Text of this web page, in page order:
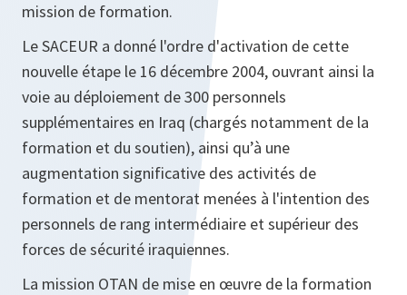
mission de formation.
Le SACEUR a donné l'ordre d'activation de cette
nouvelle étape le 16 décembre 2004, ouvrant ainsi la
voie au déploiement de 300 personnels
supplémentaires en Iraq (chargés notamment de la
formation et du soutien), ainsi qu’à une
augmentation significative des activités de
formation et de mentorat menées à l'intention des
personnels de rang intermédiaire et supérieur des
forces de sécurité iraquiennes.
La mission OTAN de mise en œuvre de la formation